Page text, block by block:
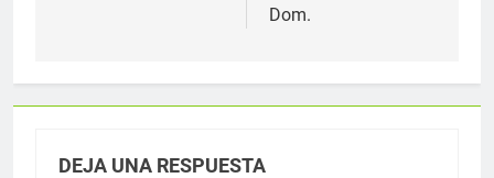
Dom.
DEJA UNA RESPUESTA